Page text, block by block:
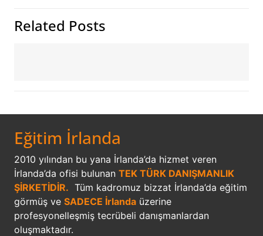
Related Posts
Eğitim İrlanda
2010 yılından bu yana İrlanda’da hizmet veren
İrlanda’da ofisi bulunan TEK TÜRK DANIŞMANLIK
ŞİRKETİDİR. Tüm kadromuz bizzat İrlanda’da eğitim
görmüş ve SADECE İrlanda üzerine
profesyonelleşmiş tecrübeli danışmanlardan
oluşmaktadır.